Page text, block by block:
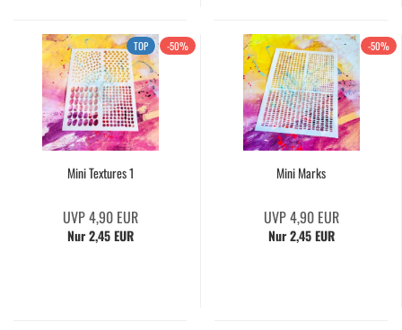
TOP -50%
Mini Textures 1
UVP 4,90 EUR
Nur 2,45 EUR
-50%
Mini Marks
UVP 4,90 EUR
Nur 2,45 EUR